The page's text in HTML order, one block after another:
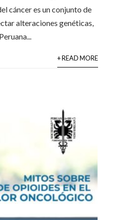
cáncer es un conjunto de
alteraciones genéticas,
+ READ MORE